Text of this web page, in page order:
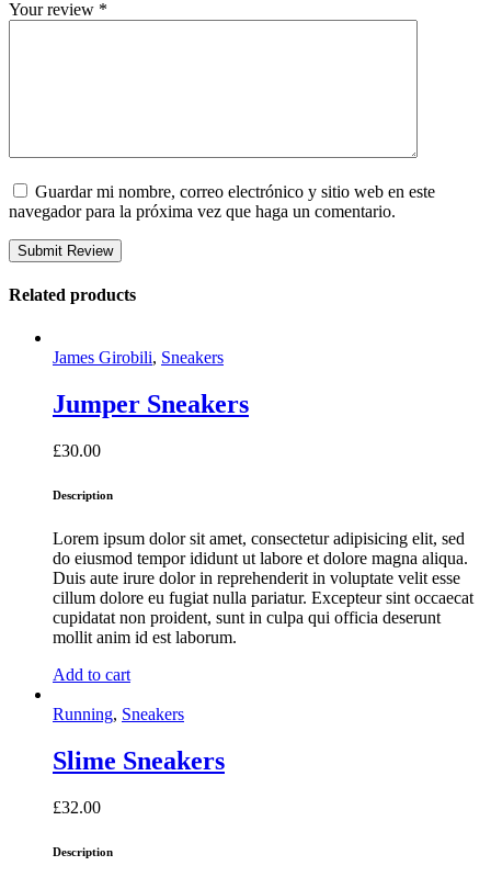
Your review *
Guardar mi nombre, correo electrónico y sitio web en este
navegador para la próxima vez que haga un comentario.
Related products
James Girobili, Sneakers
Jumper Sneakers
£30.00
Description
Lorem ipsum dolor sit amet, consectetur adipisicing elit, sed
do eiusmod tempor ididunt ut labore et dolore magna aliqua.
Duis aute irure dolor in reprehenderit in voluptate velit esse
cillum dolore eu fugiat nulla pariatur. Excepteur sint occaecat
cupidatat non proident, sunt in culpa qui officia deserunt
mollit anim id est laborum.
Add to cart
Running, Sneakers
Slime Sneakers
£32.00
Description